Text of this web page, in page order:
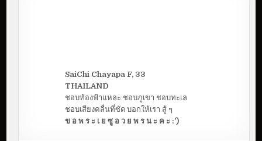
SaiChi Chayapa F, 33
THAILAND
ชอบท้องฟ้าแหละ ชอบภูเขา ชอบทะเล
ชอบเสียงคลื่นที่ซัด บอกให้เรา สู้ ๆ
ข อ พ ร ะ เ ย ซู อ ว ย พ ร น ะ ค ะ :')